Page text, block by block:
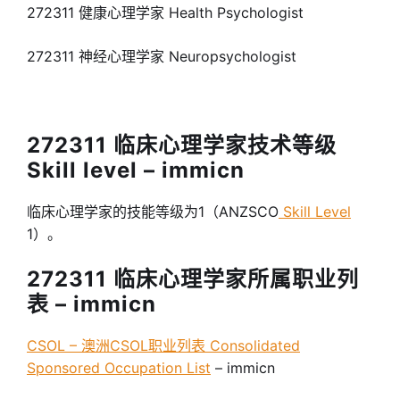
272311 健康心理学家 Health Psychologist
272311 神经心理学家 Neuropsychologist
272311 临床心理学家技术等级
Skill level – immicn
临床心理学家的技能等级为1（ANZSCO Skill Level
1）。
272311 临床心理学家所属职业列
表 – immicn
CSOL – 澳洲CSOL职业列表 Consolidated
Sponsored Occupation List – immicn